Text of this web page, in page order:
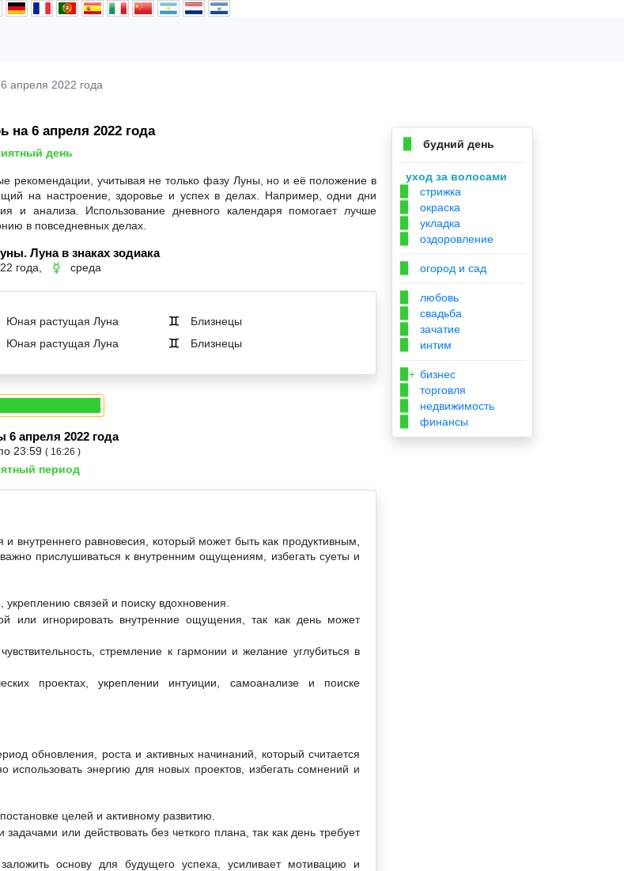
6 апреля 2022 года
на 6 апреля 2022 года
день
рекомендации, учитывая не только фазу Луны, но и её положение в
на настроение, здоровье и успех в делах. Например, одни дни
и анализа. Использование дневного календаря помогает лучше
в повседневных делах.
Луна в знаках зодиака
года, ☿ среда
Юная растущая Луна ♊
Близнецы
Юная растущая Луна ♊ Близнецы
апреля 2022 года
23:59 ( 16:26 )
период
внутреннего равновесия, который может быть как продуктивным,
прислушиваться к внутренним ощущениям, избегать суеты и
связей и поиску вдохновения.
или игнорировать внутренние ощущения, так как день может
стремление к гармонии и желание углубиться в
проектах, укреплении интуиции, самоанализе и поиске
обновления, роста и активных начинаний, который считается
энергию для новых проектов, избегать сомнений и
целей и активному развитию.
или действовать без четкого плана, так как день требует
основу для будущего успеха, усиливает мотивацию и
будний день
уход за волосами
стрижка
окраска
укладка
оздоровление
огород и сад
любовь
свадьба
зачатие
интим
▉+ бизнес
торговля
недвижимость
финансы